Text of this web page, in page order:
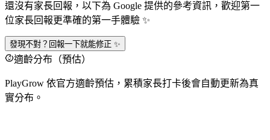
還沒有家長回報，以下為 Google 提供的參考資訊，歡迎第一
位家長回報更準確的第一手體驗 ✨
發現不對？回報一下就能修正 ✨
適齡分布（預估）
PlayGrow 依官方適齡預估，累積家長打卡後會自動更新為真
實分布。